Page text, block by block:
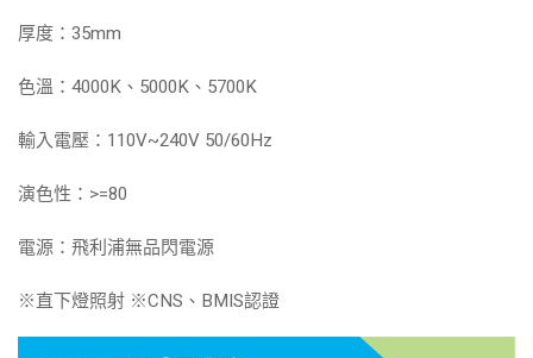
厚度：35mm
色溫：4000K、5000K、5700K
輸入電壓：110V~240V 50/60Hz
演色性：>=80
電源：飛利浦無品閃電源
※直下燈照射 ※CNS、BMIS認證